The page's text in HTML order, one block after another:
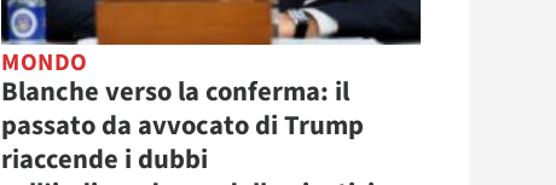
MONDO
Blanche verso la conferma: il
passato da avvocato di Trump
riaccende i dubbi